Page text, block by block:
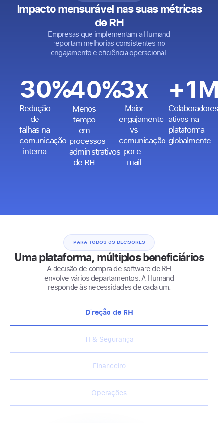
Impacto mensurável nas suas métricas
de RH
Empresas que implementam a Humand
reportam melhorias consistentes no
engajamento e eficiência operacional.
30%
Redução
de
falhas na
comunicação
interna
40%
Menos
tempo
em
processos
administrativos
de RH
4x
Maior
engajamento
vs
comunicação
por e-
mail
+2
Colaboradores
ativos na
plataforma
globalmente
PARA TODOS OS DECISORES
Uma plataforma, múltiplos beneficiários
A decisão de compra de software de RH
envolve vários departamentos. A Humand
responde às necessidades de cada um.
Direção de RH
TI & Segurança
Financeiro
Operações